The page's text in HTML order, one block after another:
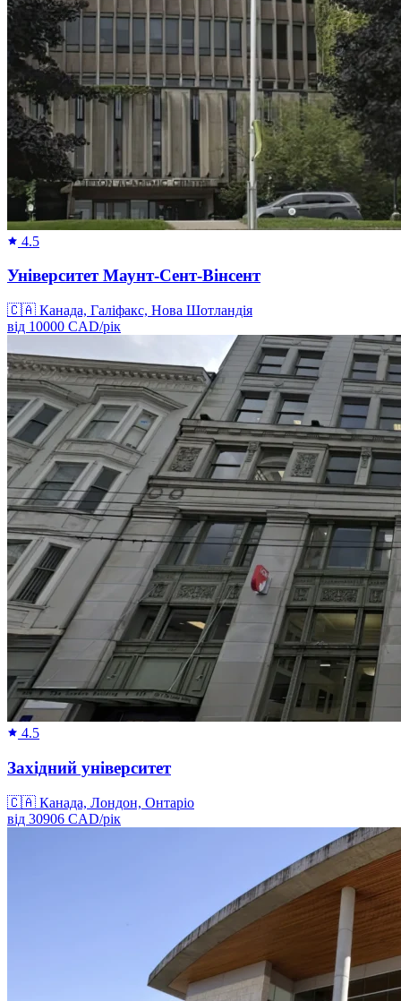
4.5
Університет Маунт-Сент-Вінсент
🇨🇦 Канада, Галіфакс, Нова Шотландія
від 10000 CAD/рік
4.5
Західний університет
🇨🇦 Канада, Лондон, Онтаріо
від 30906 CAD/рік